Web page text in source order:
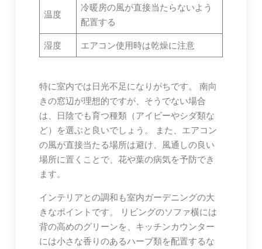
温度
冷暖房の風が直接当たらないよう
配置する
湿度
エアコン使用時は乾燥に注意
特に室内では日光不足になりがちです。 南向
きの窓辺が理想的ですが、そうでない場合
は、日陰でも育つ種類（アイビーやシダ類な
ど）を選ぶと良いでしょう。 また、エアコン
の風が直接当たる場所は避け、風通しの良い
場所に置くことで、花や葉の病気を予防でき
ます。
インテリアとの調和も室内ガーデニングの大
きなポイントです。 リビングのソファ横には
背の高めのグリーンを、キッチンカウンター
には小さな香りのあるハーブ類を配置するな